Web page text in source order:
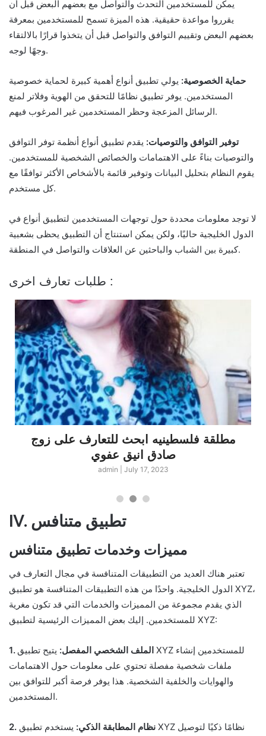
يمكن للمستخدمين التحدث والتواصل مع بعضهم البعض قبل أن
يقرروا مواعدة حقيقية. هذه الميزة تسمح للمستخدمين بمعرفة
بعضهم البعض وتقييم التوافق والتواصل قبل أن يتخذوا قرارًا بالالتقاء
وجهًا لوجه.
حماية الخصوصية: يولي تطبيق أنواع أهمية كبيرة لحماية خصوصية
المستخدمين. يوفر تطبيق نظامًا للتحقق من الهوية وفلاتر لمنع
الرسائل المزعجة وحظر المستخدمين غير المرغوب فيهم.
توفير التوافق والتوصيات: يقدم تطبيق أنواع أنظمة توفر التوافق
والتوصيات بناءً على الاهتمامات والخصائص الشخصية للمستخدمين.
يقوم النظام بتحليل البيانات وتوفير قائمة بالأشخاص الأكثر توافقًا مع
كل مستخدم.
لا توجد معلومات محددة حول توجهات المستخدمين لتطبيق أنواع في
الدول الخليجية حاليًا، ولكن يمكن استنتاج أن التطبيق يحظى بشعبية
كبيرة بين الشباب والباحثين عن العلاقات والتواصل في المنطقة.
طلبات تعارف اخرى :
مطلقة فلسطينيه ابحث للتعارف على زوج
صادق انيق عفوي
admin July 17, 2023
IV. تطبيق متنافس
مميزات وخدمات تطبيق متنافس
تعتبر هناك العديد من التطبيقات المتنافسة في مجال التعارف في
الدول الخليجية. واحدًا من هذه التطبيقات المتنافسة هو تطبيق XYZ،
الذي يقدم مجموعة من المميزات والخدمات التي قد تكون مغرية
للمستخدمين. إليك بعض المميزات الرئيسية لتطبيق XYZ:
1. الملف الشخصي المفصل: يتيح تطبيق XYZ للمستخدمين إنشاء
ملفات شخصية مفصلة تحتوي على معلومات حول الاهتمامات
والهوايات والخلفية الشخصية. هذا يوفر فرصة أكبر للتوافق بين
المستخدمين.
2. نظام المطابقة الذكي: يستخدم تطبيق XYZ نظامًا ذكيًا لتوصيل